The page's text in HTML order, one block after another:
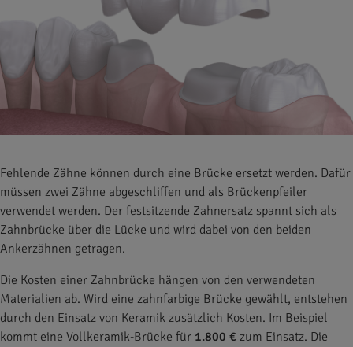
Fehlende Zähne können durch eine Brücke ersetzt werden. Dafür
müssen zwei Zähne abgeschliffen und als Brückenpfeiler
verwendet werden. Der festsitzende Zahnersatz spannt sich als
Zahnbrücke über die Lücke und wird dabei von den beiden
Ankerzähnen getragen.
Die Kosten einer Zahnbrücke hängen von den verwendeten
Materialien ab. Wird eine zahnfarbige Brücke gewählt, entstehen
durch den Einsatz von Keramik zusätzlich Kosten. Im Beispiel
kommt eine Vollkeramik-Brücke für 1.800 € zum Einsatz. Die